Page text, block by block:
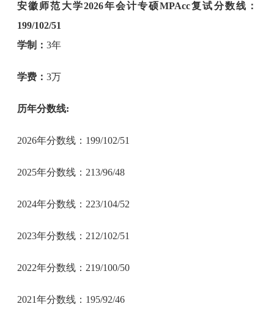
安徽师范大学2026年会计专硕MPAcc复试分数线：
199/102/51
学制：3年
学费：3万
历年分数线:
2026年分数线：199/102/51
2025年分数线：213/96/48
2024年分数线：223/104/52
2023年分数线：212/102/51
2022年分数线：219/100/50
2021年分数线：195/92/46